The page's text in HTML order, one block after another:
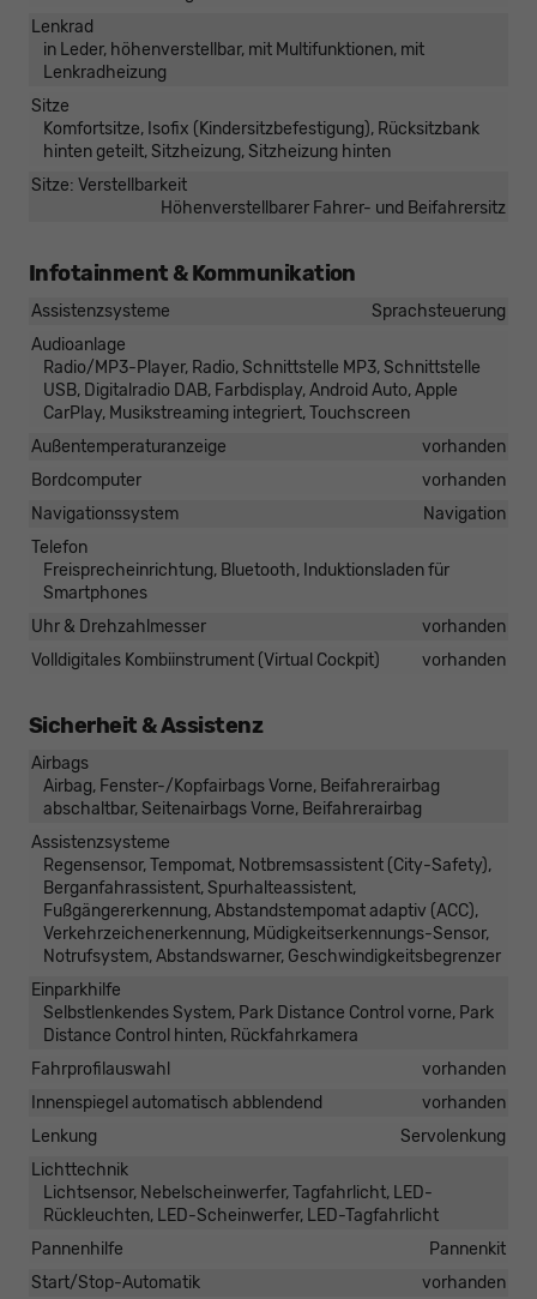
Lenkrad
in Leder, höhenverstellbar, mit Multifunktionen, mit
Lenkradheizung
Sitze
Komfortsitze, Isofix (Kindersitzbefestigung), Rücksitzbank
hinten geteilt, Sitzheizung, Sitzheizung hinten
Sitze: Verstellbarkeit
Höhenverstellbarer Fahrer- und Beifahrersitz
Infotainment & Kommunikation
Assistenzsysteme
Sprachsteuerung
Audioanlage
Radio/MP3-Player, Radio, Schnittstelle MP3, Schnittstelle
USB, Digitalradio DAB, Farbdisplay, Android Auto, Apple
CarPlay, Musikstreaming integriert, Touchscreen
Außentemperaturanzeige
vorhanden
Bordcomputer
vorhanden
Navigationssystem
Navigation
Telefon
Freisprecheinrichtung, Bluetooth, Induktionsladen für
Smartphones
Uhr & Drehzahlmesser
vorhanden
Volldigitales Kombiinstrument (Virtual Cockpit)
vorhanden
Sicherheit & Assistenz
Airbags
Airbag, Fenster-/Kopfairbags Vorne, Beifahrerairbag
abschaltbar, Seitenairbags Vorne, Beifahrerairbag
Assistenzsysteme
Regensensor, Tempomat, Notbremsassistent (City-Safety),
Berganfahrassistent, Spurhalteassistent,
Fußgängererkennung, Abstandstempomat adaptiv (ACC),
Verkehrzeichenerkennung, Müdigkeitserkennungs-Sensor,
Notrufsystem, Abstandswarner, Geschwindigkeitsbegrenzer
Einparkhilfe
Selbstlenkendes System, Park Distance Control vorne, Park
Distance Control hinten, Rückfahrkamera
Fahrprofilauswahl
vorhanden
Innenspiegel automatisch abblendend
vorhanden
Lenkung
Servolenkung
Lichttechnik
Lichtsensor, Nebelscheinwerfer, Tagfahrlicht, LED-
Rückleuchten, LED-Scheinwerfer, LED-Tagfahrlicht
Pannenhilfe
Pannenkit
Start/Stop-Automatik
vorhanden